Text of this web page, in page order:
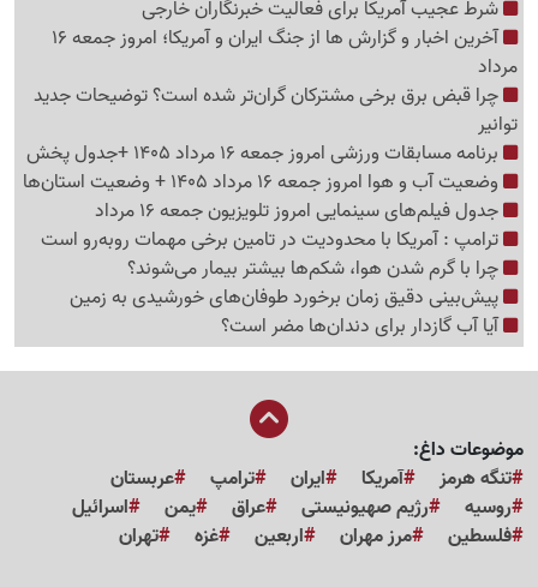
شرط عجیب آمریکا برای فعالیت خبرنگاران خارجی
آخرین اخبار و گزارش ها از جنگ ایران و آمریکا؛ امروز جمعه 16
مرداد
چرا قبض برق برخی مشترکان گران‌تر شده است؟ توضیحات جدید
توانیر
برنامه مسابقات ورزشی امروز جمعه 16 مرداد 1405 +جدول پخش
وضعیت آب و هوا امروز جمعه 16 مرداد 1405 + وضعیت استان‌ها
جدول فیلم‌های سینمایی امروز تلویزیون جمعه 16 مرداد
ترامپ : آمریکا با محدودیت در تامین برخی مهمات روبه‌رو است
چرا با گرم شدن هوا، شکم‌ها بیشتر بیمار می‌شوند؟
پیش‌بینی دقیق زمان برخورد طوفان‌های خورشیدی به زمین
آیا آب گازدار برای دندان‌ها مضر است؟
موضوعات داغ:
تنگه هرمز
آمریکا ایران ترامپ
عربستان
روسیه
رژیم صهیونیستی عراق یمن
اسرائیل
فلسطین
مرز مهران اربعین غزه تهران